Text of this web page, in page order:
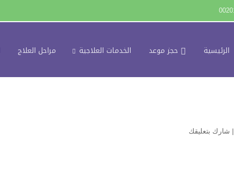
الرئيسية حجز موعد الخدمات العلاجية مراحل العلاج
| شارك بتعليقك